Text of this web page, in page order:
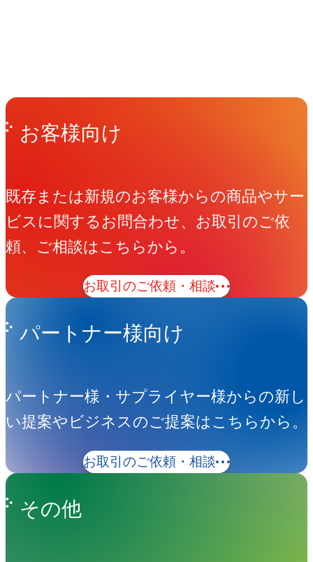
Get in Touchお問い合わせ
お客様向け
既存または新規のお客様からの商品やサー
ビスに関するお問合わせ、お取引のご依
頼、ご相談はこちらから。
お取引のご依頼・相談
パートナー様向け
パートナー様・サプライヤー様からの新し
い提案やビジネスのご提案はこちらから。
お取引のご依頼・相談
その他